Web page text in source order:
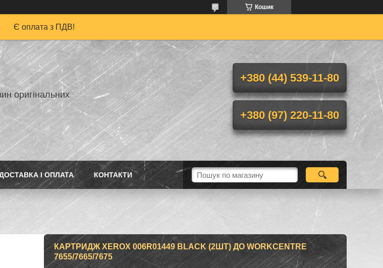
Кошик
Є оплата з ПДВ!
оригінальних
+380 (44) 539-11-80
+380 (97) 220-11-80
І ОПЛАТА КОНТАКТИ
КАРТРИДЖ XEROX 006R01449 BLACK (2ШТ) ДО WORKCENTRE
7655/7665/7675